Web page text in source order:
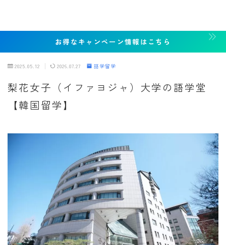
お得なキャンペーン情報はこちら
2025.05.12 2026.07.27 語学留学
梨花女子（イファヨジャ）大学の語学堂
【韓国留学】